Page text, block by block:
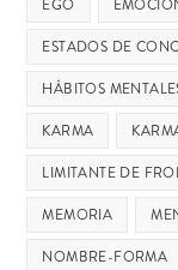
EGO
ESTADOS DE
HÁBITOS
KARMA
LIMITANTE DE
MEMORIA
NOMBRE-FORMA